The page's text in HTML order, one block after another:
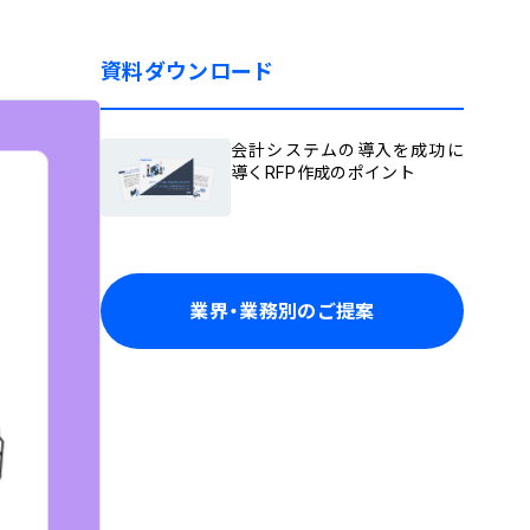
資料ダウンロード
会計システムの導入を成功に
導くRFP作成のポイント
業界・業務別のご提案